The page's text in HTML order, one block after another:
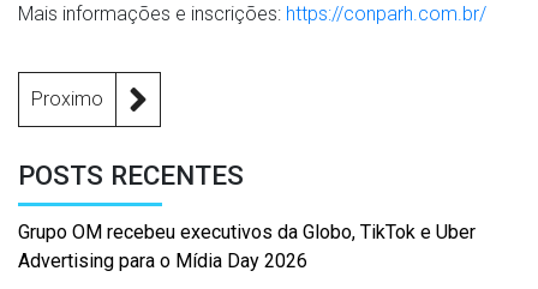
Mais informações e inscrições: https://conparh.com.br/
Proximo
POSTS RECENTES
Grupo OM recebeu executivos da Globo, TikTok e Uber
Advertising para o Mídia Day 2026